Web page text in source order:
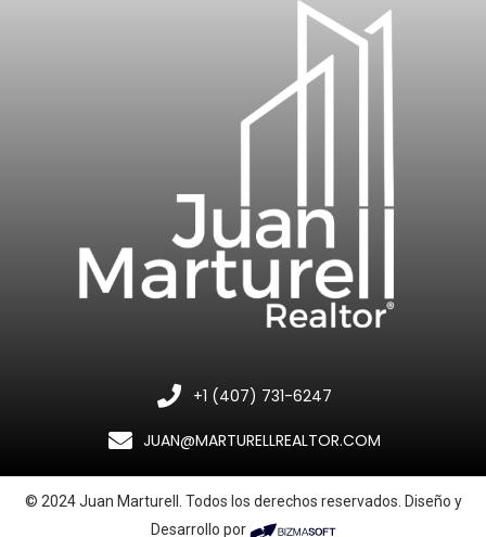
+1 (407) 731-6247
JUAN@MARTURELLREALTOR.COM
© 2024 Juan Marturell. Todos los derechos reservados. Diseño y
Desarrollo por